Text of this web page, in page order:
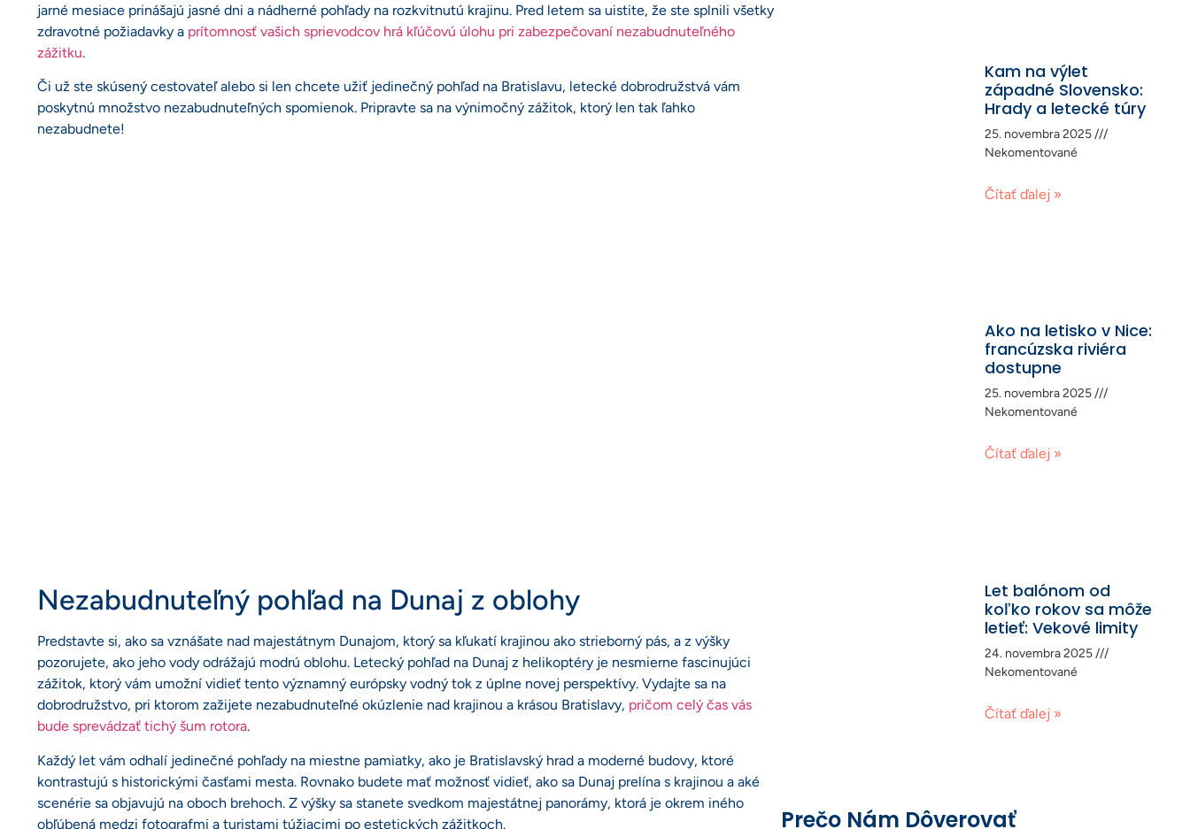
jarné mesiace prinášajú jasné dni a nádherné pohľady na rozkvitnutú krajinu. Pred letem sa uistite, že ste splnili všetky
zdravotné požiadavky a prítomnosť vašich sprievodcov hrá kľúčovú úlohu pri zabezpečovaní nezabudnuteľného
zážitku.
Či už ste skúsený cestovateľ alebo si len chcete užiť jedinečný pohľad na Bratislavu, letecké dobrodružstvá vám
poskytnú množstvo nezabudnuteľných spomienok. Pripravte sa na výnimočný zážitok, ktorý len tak ľahko
nezabudnete!
Nezabudnuteľný pohľad na Dunaj z oblohy
Predstavte si, ako sa vznášate nad majestátnym Dunajom, ktorý sa kľukatí krajinou ako strieborný pás, a z výšky
pozorujete, ako jeho vody odrážajú modrú oblohu. Letecký pohľad na Dunaj z helikoptéry je nesmierne fascinujúci
zážitok, ktorý vám umožní vidieť tento významný európsky vodný tok z úplne novej perspektívy. Vydajte sa na
dobrodružstvo, pri ktorom zažijete nezabudnuteľné okúzlenie nad krajinou a krásou Bratislavy, pričom celý čas vás
bude sprevádzať tichý šum rotora.
Každý let vám odhalí jedinečné pohľady na miestne pamiatky, ako je Bratislavský hrad a moderné budovy, ktoré
kontrastujú s historickými časťami mesta. Rovnako budete mať možnosť vidieť, ako sa Dunaj prelína s krajinou a aké
scenérie sa objavujú na oboch brehoch. Z výšky sa stanete svedkom majestátnej panorámy, ktorá je okrem iného
obľúbená medzi fotografmi a turistami túžiacimi po estetických zážitkoch.
Kam na výlet
západné Slovensko:
Hrady a letecké túry
25. novembra 2025
Nekomentované
Čítať ďalej »
Ako na letisko v Nice:
francúzska riviéra
dostupne
25. novembra 2025
Nekomentované
Čítať ďalej »
Let balónom od
koľko rokov sa môže
letieť: Vekové limity
24. novembra 2025
Nekomentované
Čítať ďalej »
Prečo Nám Dôverovať